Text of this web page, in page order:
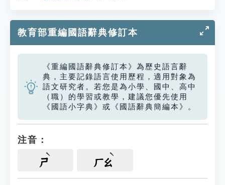
教育部重編國語辭典修訂本
《重編國語辭典修訂本》為歷史語言辭
典，主要記錄語言使用歷程，適用對象為
語文研究者。若您是為小學、國中、高中
（職）的學習或教學，建議您優先使用
《國語小字典》或《國語辭典簡編本》。
注音：
ㄕ ㄏㄠ